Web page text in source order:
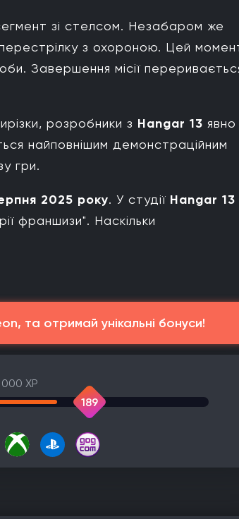
зі стелсом. Незабаром же
з охороною. Цей
Завершення місії
розробники з Hangar 13 явно
найповнішим демонстраційним
гри.
2025 року. У студії Hangar 13
франшизи". Наскільки
та отримай унікальні бонуси!
000 XP
189